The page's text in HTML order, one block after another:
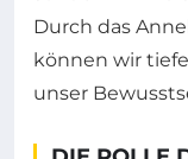
Durch das
können wir
unser